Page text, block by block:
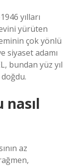
yılları
yürüten
çok yönlü
siyaset adamı
bundan yüz yıl
az